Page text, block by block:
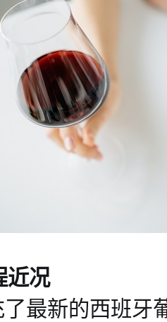
近况
最新的西班牙